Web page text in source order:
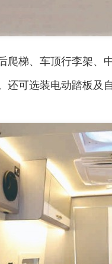
爬梯、车顶行李架、
还可选装电动踏板